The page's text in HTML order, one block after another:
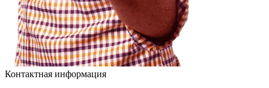
Контактная информация